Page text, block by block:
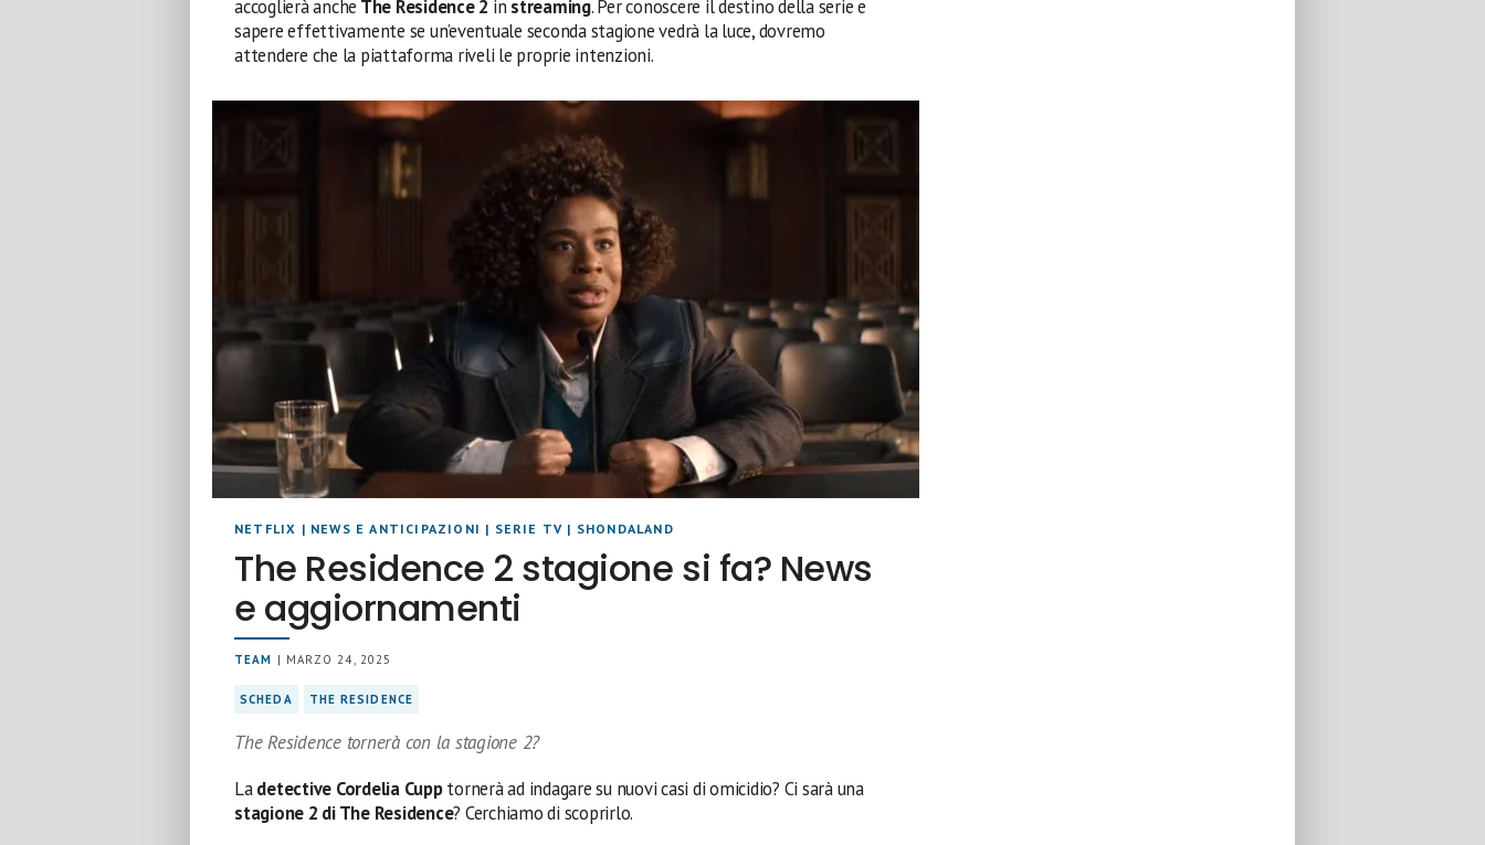
accoglierà anche The Residence 2 in streaming. Per conoscere il destino della serie e
sapere effettivamente se un’eventuale seconda stagione vedrà la luce, dovremo
attendere che la piattaforma riveli le proprie intenzioni.
NETFLIX | NEWS E ANTICIPAZIONI | SERIE TV | SHONDALAND
The Residence 2 stagione si fa? News
e aggiornamenti
TEAM | MARZO 24, 2025
SCHEDA THE RESIDENCE
The Residence tornerà con la stagione 2?
Ladetective Cordelia Cupptornerà ad indagare su nuovi casi di omicidio? Ci sarà una
stagione 2 di The Residence? Cerchiamo di scoprirlo.